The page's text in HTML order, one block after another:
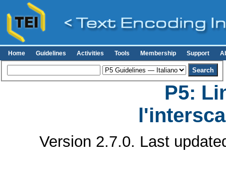
Home Guidelines Activities Tools Membership Support
P5:
Version 2.7.0. Last